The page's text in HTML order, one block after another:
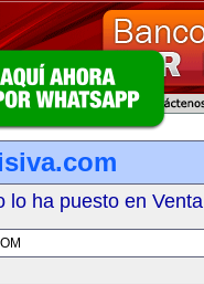
lo ha puesto en Venta